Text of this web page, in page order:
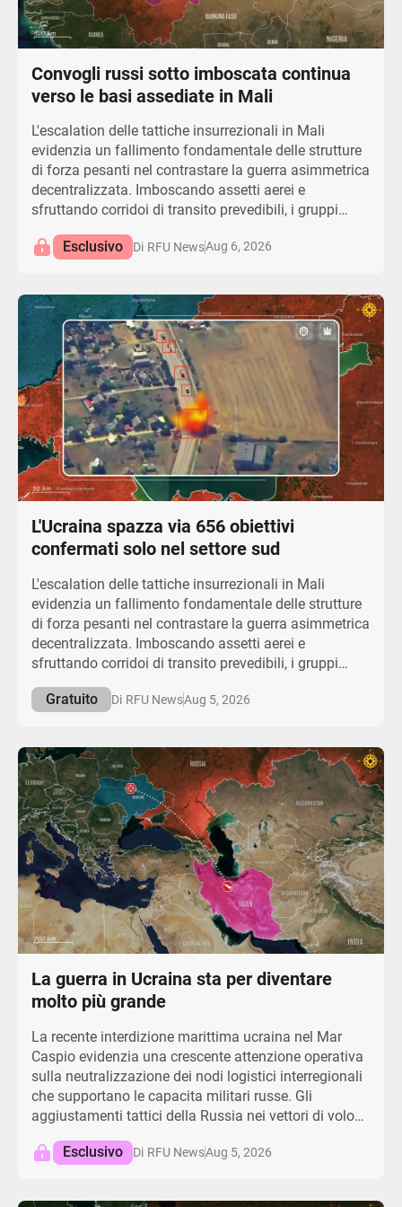
Convogli russi sotto imboscata continua
verso le basi assediate in Mali
L'escalation delle tattiche insurrezionali in Mali
evidenzia un fallimento fondamentale delle strutture
di forza pesanti nel contrastare la guerra asimmetrica
decentralizzata. Imboscando assetti aerei e
sfruttando corridoi di transito prevedibili, i gruppi
operativi delle forze statali russe e maliane. Le gravi
creando colli di bottiglia operativi insostenibili per la
giunta militare. L'affidamento strategico su convogli
statici e lo scudo umano tattico riflettono crescenti
frizioni e l'erosione della coesione tra formazioni
mercenarie e truppe locali. Questa espansione
geografica dell'attività insurrezionale nelle regioni
centrali minaccia sistematicamente la stabilità del
regime ed espone i limiti strutturali dell'intervento
militare straniero. Di conseguenza, un prolungato
logoramento mette a rischio l'impronta strategica di
Mosca nel Sahel, dimostrando che una potenza di
fuoco superiore non può garantire il controllo
territoriale contro capacità insorte in continua
Esclusivo Di RFU NewsAug 6, 2026
L'Ucraina spazza via 656 obiettivi
confermati solo nel settore sud
L'escalation delle tattiche insurrezionali in Mali
evidenzia un fallimento fondamentale delle strutture
di forza pesanti nel contrastare la guerra asimmetrica
decentralizzata. Imboscando assetti aerei e
sfruttando corridoi di transito prevedibili, i gruppi
operativi delle forze statali russe e maliane. Le gravi
creando colli di bottiglia operativi insostenibili per la
giunta militare. L'affidamento strategico su convogli
statici e lo scudo umano tattico riflettono crescenti
frizioni e l'erosione della coesione tra formazioni
mercenarie e truppe locali. Questa espansione
geografica dell'attività insurrezionale nelle regioni
centrali minaccia sistematicamente la stabilità del
regime ed espone i limiti strutturali dell'intervento
militare straniero. Di conseguenza, un prolungato
logoramento mette a rischio l'impronta strategica di
Mosca nel Sahel, dimostrando che una potenza di
fuoco superiore non può garantire il controllo
territoriale contro capacità insorte in continua
Gratuito Di RFU NewsAug 5, 2026
La guerra in Ucraina sta per diventare
molto più grande
La recente interdizione marittima ucraina nel Mar
Caspio evidenzia una crescente attenzione operativa
sulla neutralizzazione dei nodi logistici interregionali
che supportano le capacita militari russe. Gli
aggiustamenti tattici della Russia nei vettori di volo
sincronizzazione operativa per testare le vulnerabilita
Esclusivo Di RFU NewsAug 5, 2026